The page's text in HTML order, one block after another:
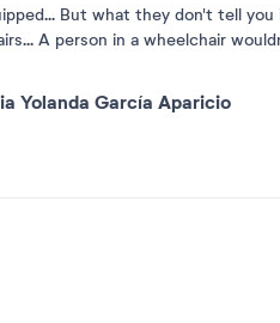
But what they don't tell you
A person in a wheelchair
Yolanda García Aparicio